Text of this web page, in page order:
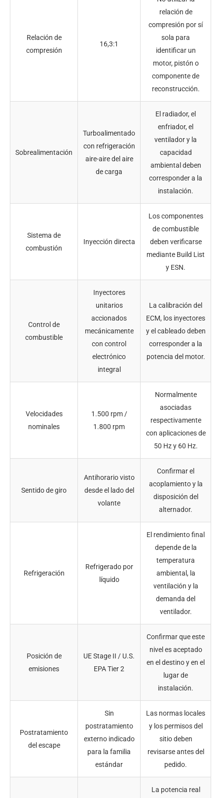
Relación de
compresión
16,3:1
relación de
compresión por sí
sola para
identificar un
motor, pistón o
componente de
reconstrucción.
Sobrealimentación
Turboalimentado
con refrigeración
aire-aire del aire
de carga
El radiador, el
enfriador, el
ventilador y la
capacidad
ambiental deben
corresponder a la
instalación.
Sistema de
combustión
Inyección directa
Los componentes
de combustible
deben verificarse
mediante Build List
y ESN.
Control de
combustible
Inyectores
unitarios
accionados
mecánicamente
con control
electrónico
integral
La calibración del
ECM, los inyectores
y el cableado deben
corresponder a la
potencia del motor.
Velocidades
nominales
1.500 rpm /
1.800 rpm
Normalmente
asociadas
respectivamente
con aplicaciones de
50 Hz y 60 Hz.
Sentido de giro
Antihorario visto
desde el lado del
volante
Confirmar el
acoplamiento y la
disposición del
alternador.
Refrigeración
Refrigerado por
líquido
El rendimiento final
depende de la
temperatura
ambiental, la
ventilación y la
demanda del
ventilador.
Posición de
emisiones
UE Stage II / U.S.
EPA Tier 2
Confirmar que este
nivel es aceptado
en el destino y en el
lugar de
instalación.
Postratamiento
del escape
Sin
postratamiento
externo indicado
para la familia
estándar
Las normas locales
y los permisos del
sitio deben
revisarse antes del
pedido.
La potencia real